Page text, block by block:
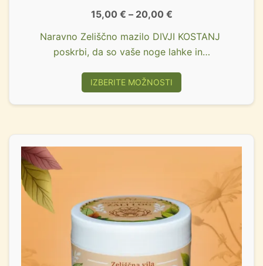
15,00 € – 20,00 €
Naravno Zeliščno mazilo DIVJI KOSTANJ
poskrbi, da so vaše noge lahke in…
IZBERITE MOŽNOSTI